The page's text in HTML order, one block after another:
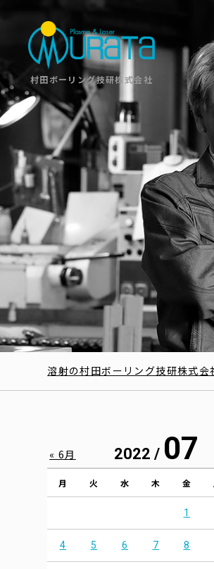
村田ボーリング技研株式会社
溶射の村田ボーリング技研株式会
2022 / 07
月 火 水 木 金
1
4 5 6 7 8
« 6月